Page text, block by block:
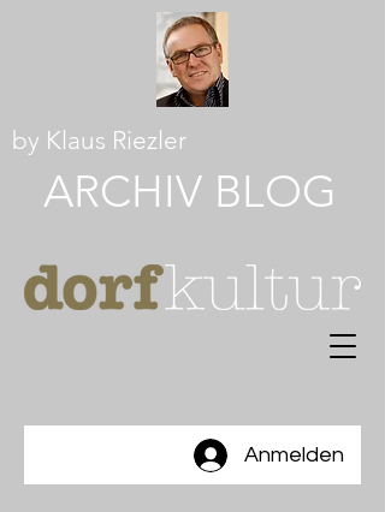
ARCHIVBLOG
by Klaus Riezler
Anmelden